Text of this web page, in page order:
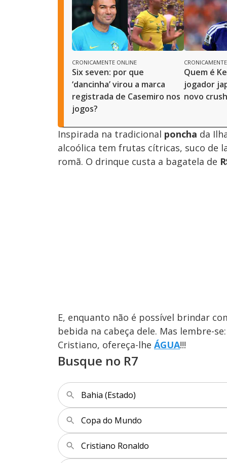
CRONICAMENTE ONLINE
Six seven: por que
‘dancinha’ virou a marca
registrada de Casemiro nos
jogos?
Quem é
jogador
novo
Inspirada na tradicional poncha da
alcoólica tem frutas cítricas, suco de
romã. O drinque custa a bagatela de
E, enquanto não é possível brindar
bebida na cabeça dele. Mas lembre-
Cristiano, ofereça-lhe ÁGUA!!!
Busque no R7
Bahia (Estado)
Copa do Mundo
Cristiano Ronaldo